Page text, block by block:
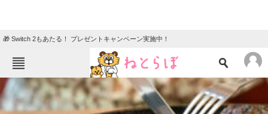
🎁 Switch 2もあたる！ プレゼントキャンペーン実施中！
ねとらぼメニュー
TOP ニュース